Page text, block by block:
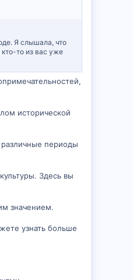
Я слышала, что
кто-то из вас уже
исторической
периоды
Здесь вы
значением.
узнать больше